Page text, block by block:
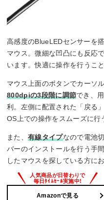
高感度のBlueLEDセンサーを
マウス。微細な凹凸にも反応
います。快適に操作を行うこ
マウス上面のボタンでカーソ
800dpiの3段階に調節でき、
利。左側に配置された「戻る
OS上での操作をスムーズに行
また、 有線タイプなので電池
バーのインストールを行う手
したマウスを探している方に
Amazonで見る